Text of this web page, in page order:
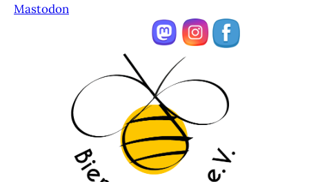
Mastodon